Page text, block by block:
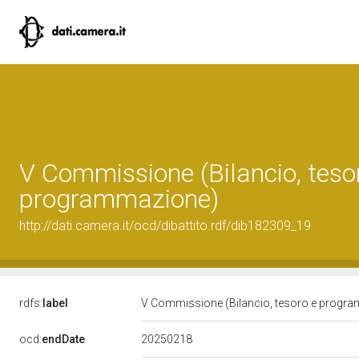
V Commissione (Bilancio,
programmazione)
http://dati.camera.it/ocd/dibattito.rdf/dib182309_19
rdfs: label V Commissione (Bilancio, tesoro e
ocd:endDate 20250218